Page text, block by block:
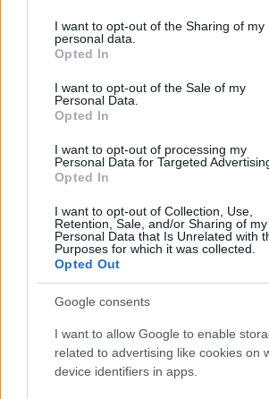
not limited to your visit or usage
grant or deny consent to Google and its
use your data for below specified
consent section.
I want to opt-out of the Sharing of my
personal data.
Opted In
I want to opt-out of the Sale of my
Personal Data.
Opted In
I want to opt-out of processing my
Personal Data for Targeted
Opted In
I want to opt-out of Collection, Use,
Retention, Sale, and/or Sharing of my
Personal Data that Is Unrelated with
Purposes for which it was collected.
Opted Out
Google consents
I want to allow Google to enable
related to advertising like cookies on
device identifiers in apps.
Como escolher e usar carteiras de
Rafael Oliveira · 6 ago 2026
Lite Loan da Binance: como funciona o